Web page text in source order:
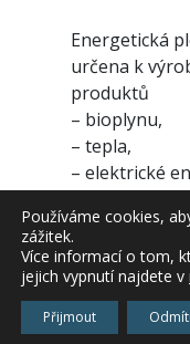
Energetická
určena k
produktů
– bioplynu,
– tepla,
– elektrické
Podpora je
motivační
Používáme cookies,
zážitek.
Více informací o tom,
jejich vypnutí najdete v
Přijmout